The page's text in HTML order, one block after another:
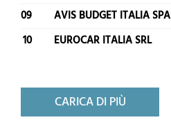
09
AVIS BUDGET ITALIA SPA
10
EUROCAR ITALIA SRL
CARICA DI PIÙ